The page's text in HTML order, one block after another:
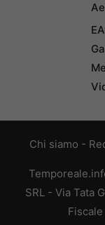
Chi siamo -
SRL - Via Tata